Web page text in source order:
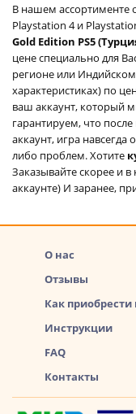
В нашем ассортименте
Playstation 4 и
Gold Edition PS5
цене специально для
регионе или
характеристиках) по
ваш аккаунт, который
гарантируем, что после
аккаунт, игра навсегда
либо проблем. Хотите
Заказывайте скорее и
аккаунте) И заранее,
О нас
Отзывы
Как приобрести
Инструкции
FAQ
Контакты